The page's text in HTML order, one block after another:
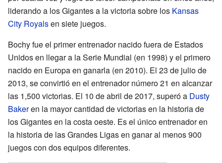
liderando a los Gigantes a la victoria sobre los Kansas
City Royalsen siete juegos.
Bochy fue el primer entrenador nacido fuera de Estados
Unidos en llegar a la Serie Mundial (en 1998) y el primero
nacido en Europa en ganarla (en 2010). El 23 de julio de
2013, se convirtió en el entrenador número 21 en alcanzar
las 1,500 victorias. El 10 de abril de 2017, superó a Dusty
Bakeren la mayor cantidad de victorias en la historia de
los Gigantes en la costa oeste. Es el único entrenador en
la historia de las Grandes Ligas en ganar al menos 900
juegos con dos equipos diferentes.